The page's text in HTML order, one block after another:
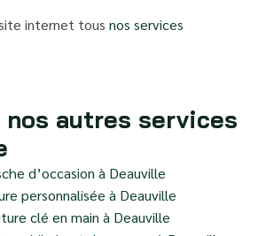
internet tous nos services
nos autres services
d’occasion à Deauville
personnalisée à Deauville
clé en main à Deauville